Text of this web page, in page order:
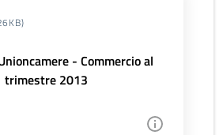
- Commercio al
trimestre 2013